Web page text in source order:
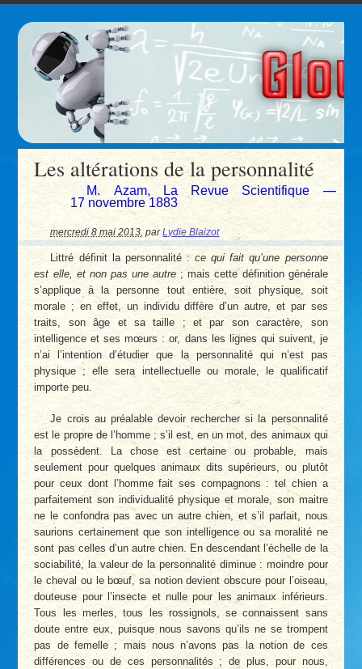
Les altérations de la personnalité
M. Azam, La Revue Scientifique —
17 novembre 1883
mercredi 8 mai 2013 ,parLydie Blaizot
Littré définit la personnalité :ce qui fait qu’une personne
est elle, et non pas une autre; mais cette définition générale
s’applique à la personne tout entière, soit physique, soit
morale ; en effet, un individu diffère d’un autre, et par ses
traits, son âge et sa taille ; et par son caractère, son
intelligence et ses mœurs : or, dans les lignes qui suivent, je
n’ai l’intention d’étudier que la personnalité qui n’est pas
physique ; elle sera intellectuelle ou morale, le qualificatif
importe peu.
Je crois au préalable devoir rechercher si la personnalité
est le propre de l’homme ; s’il est, en un mot, des animaux qui
la possèdent. La chose est certaine ou probable, mais
seulement pour quelques animaux dits supérieurs, ou plutôt
pour ceux dont l’homme fait ses compagnons : tel chien a
parfaitement son individualité physique et morale, son maitre
ne le confondra pas avec un autre chien, et s’il parlait, nous
saurions certainement que son intelligence ou sa moralité ne
sont pas celles d’un autre chien. En descendant l’échelle de la
sociabilité, la valeur de la personnalité diminue : moindre pour
le cheval ou le bœuf, sa notion devient obscure pour l’oiseau,
douteuse pour l’insecte et nulle pour les animaux inférieurs.
Tous les merles, tous les rossignols, se connaissent sans
doute entre eux, puisque nous savons qu’ils ne se trompent
pas de femelle ; mais nous n’avons pas la notion de ces
différences ou de ces personnalités ; de plus, pour nous,